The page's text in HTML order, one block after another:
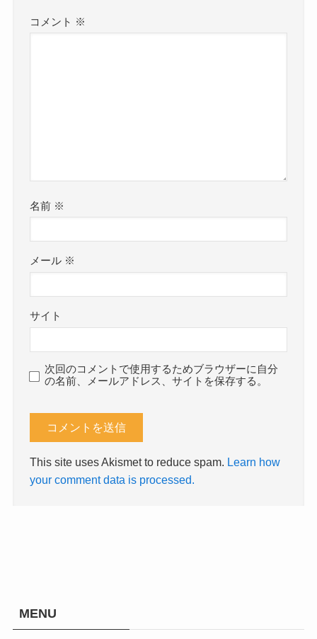
コメント ※
名前 ※
メール ※
サイト
次回のコメントで使用するためブラウザーに自分
の名前、メールアドレス、サイトを保存する。
This site uses Akismet to reduce spam. Learn how
your comment data is processed.
MENU